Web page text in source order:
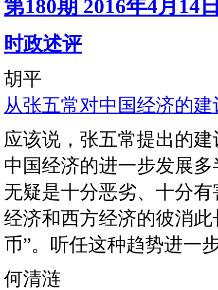
第180期 2016年4月14
时政述评
胡平
从张五常对中国经济的
应该说，张五常提出的
中国经济的进一步发展
无疑是十分恶劣、十分
经济和西方经济的彼消
币”。听任这种趋势进一
何清涟